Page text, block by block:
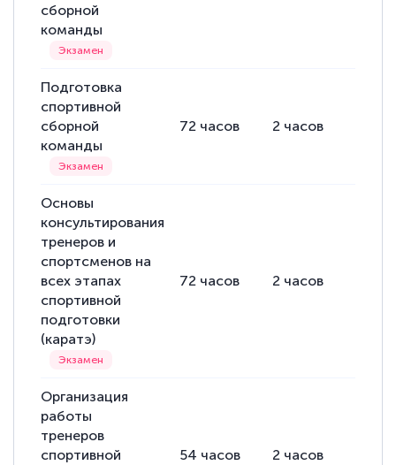
сборной
команды
Подготовка
спортивной
сборной
команды
72 часов 2 часов
Основы
консультирования
тренеров и
спортсменов на
всех этапах
спортивной
подготовки
(каратэ)
72 часов 2 часов
Организация
работы
тренеров
спортивной
54 часов 2 часов